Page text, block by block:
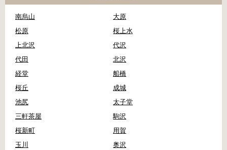
南烏山
大原
松原
桜上水
上北沢
代沢
代田
北沢
経堂
船橋
桜丘
成城
池尻
太子堂
三軒茶屋
駒沢
桜新町
用賀
玉川
奥沢